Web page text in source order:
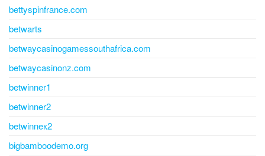
bettyspinfrance.com
betwarts
betwaycasinogamessouthafrica.com
betwaycasinonz.com
betwinner1
betwinner2
betwinneк2
bigbamboodemo.org